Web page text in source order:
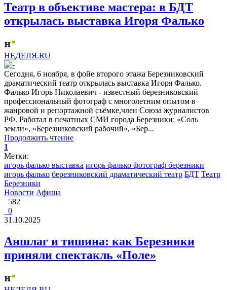
Театр в объективе мастера: в БДТ
открылась выставка Игоря Фалько
НЕДЕЛЯ.RU
Сегодня, 6 ноября, в фойе второго этажа Березниковский
драматический театр открылась выставка Игоря Фалько.
Фалько Игорь Николаевич - известный березниковский
профессиональный фотограф с многолетним опытом в
жанровой и репортажной съёмке,член Союза журналистов
РФ. Работал в печатных СМИ города Березники: «Соль
земли», «Березниковский рабочий», «Бер...
Продолжить чтение
1
Метки:
игорь фалько выставка игорь фалько фотограф березники
игорь фалько березниковский драматический театр БДТ Театр
Березники
Новости Афиша
582
0
31.10.2025
Аншлаг и тишина: как Березники
приняли спектакль «Поле»